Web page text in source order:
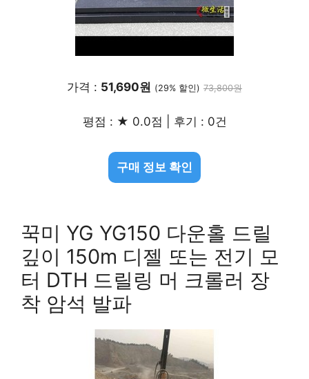
가격 : 51,690원 (29% 할인) 73,800원
평점 : ★ 0.0점 | 후기 : 0건
구매 정보 확인
꾹미 YG YG150 다운홀 드릴
깊이 150m 디젤 또는 전기 모
터 DTH 드릴링 머 크롤러 장
착 암석 발파